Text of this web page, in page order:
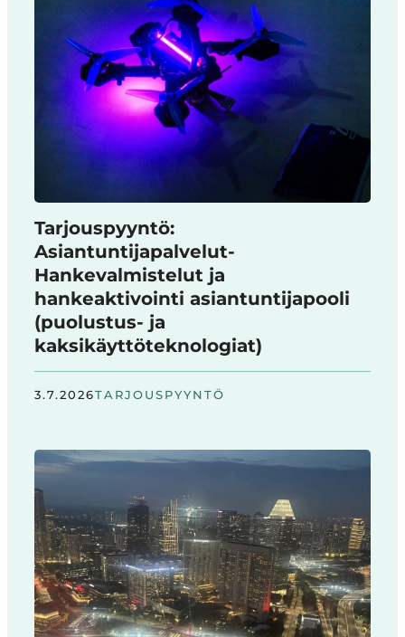
Tarjouspyyntö:
Asiantuntijapalvelut-
Hankevalmistelut ja
hankeaktivointi asiantuntijapooli
(puolustus- ja
kaksikäyttöteknologiat)
3.7.2026TARJOUSPYYNTÖ